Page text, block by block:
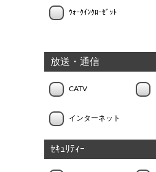
ｳｫｰｸｲﾝｸﾛｰｾﾞｯﾄ
放送・通信
CATV
インターネット
ｾｷｭﾘﾃｨｰ